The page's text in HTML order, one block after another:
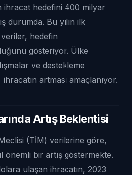
ihracat hedefini 400 milyar
durumda. Bu yılın ilk
veriler, hedefin
gösteriyor. Ülke
ve destekleme
artması amaçlanıyor.
Artış Beklentisi
(TİM) verilerine göre,
önemli bir artış göstermekte.
ulaşan ihracatın, 2023